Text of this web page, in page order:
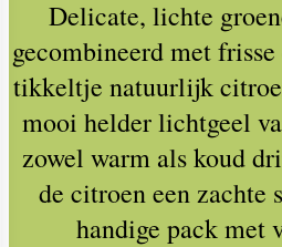
Delicate, lichte
gecombineerd met
tikkeltje natuurlijk
mooi helder lichtgeel
zowel warm als koud
de citroen een zachte
handige pack met